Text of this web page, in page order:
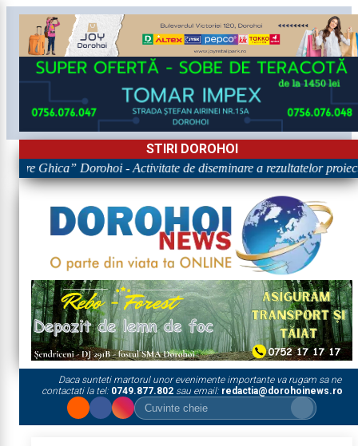
STIRI DOROHOI
Ghica” Dorohoi - Activitate de diseminare a rezultatelor
Daca sunteti martorul unor evenimente importante va rugam sa ne
contactati la tel: 0749.877.802sau email: redactia@dorohoinews.ro